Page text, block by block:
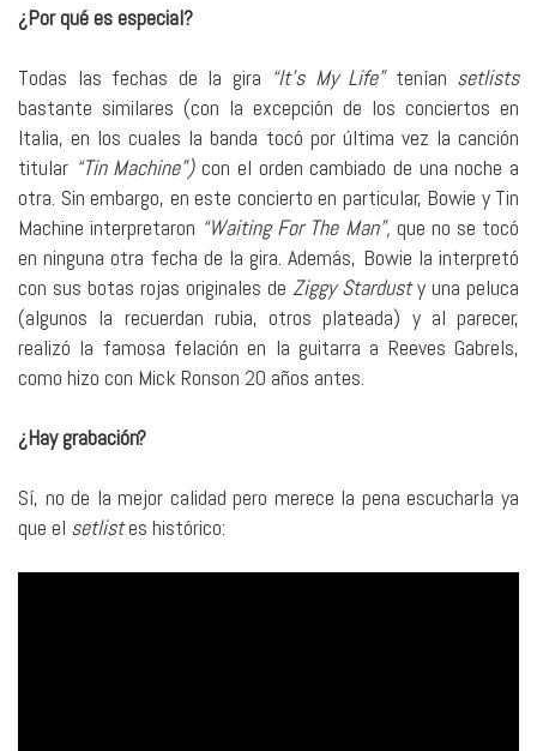
¿Por qué es especial?
Todas las fechas de la gira “It’s My Life”tenían setlists
bastante similares (con la excepción de los conciertos en
Italia, en los cuales la banda tocó por última vez la canción
titular “Tin Machine”)con el orden cambiado de una noche a
otra. Sin embargo, en este concierto en particular, Bowie y Tin
Machine interpretaron “Waiting For The Man”, que no se tocó
en ninguna otra fecha de la gira. Además, Bowie la interpretó
con sus botas rojas originales de Ziggy Stardusty una peluca
(algunos la recuerdan rubia, otros plateada) y al parecer,
realizó la famosa felación en la guitarra a Reeves Gabrels,
como hizo con Mick Ronson 20 años antes.
¿Hay grabación?
Sí, no de la mejor calidad pero merece la pena escucharla ya
que el setlistes histórico: